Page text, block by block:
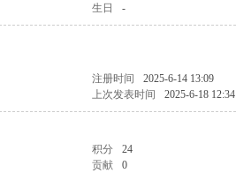
生日 -
注册时间 2025-6-14 13:09
上次发表时间 2025-6-18 12:34
积分 24
贡献 0